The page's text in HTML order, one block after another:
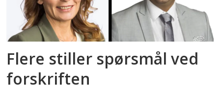
Flere stiller spørsmål ved
forskriften